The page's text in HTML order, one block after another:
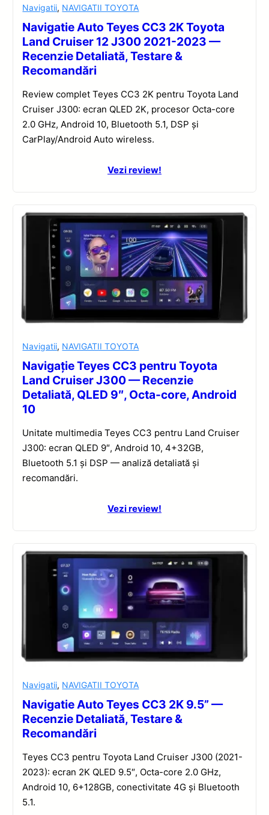
Navigatii, NAVIGATII TOYOTA
Navigatie Auto Teyes CC3 2K Toyota
Land Cruiser 12 J300 2021-2023 —
Recenzie Detaliată, Testare &
Recomandări
Review complet Teyes CC3 2K pentru Toyota Land
Cruiser J300: ecran QLED 2K, procesor Octa-core
2.0 GHz, Android 10, Bluetooth 5.1, DSP și
CarPlay/Android Auto wireless.
Vezi review!
Navigatii, NAVIGATII TOYOTA
Navigație Teyes CC3 pentru Toyota
Land Cruiser J300 — Recenzie
Detaliată, QLED 9″, Octa-core, Android
10
Unitate multimedia Teyes CC3 pentru Land Cruiser
J300: ecran QLED 9″, Android 10, 4+32GB,
Bluetooth 5.1 și DSP — analiză detaliată și
recomandări.
Vezi review!
Navigatii, NAVIGATII TOYOTA
Navigatie Auto Teyes CC3 2K 9.5” —
Recenzie Detaliată, Testare &
Recomandări
Teyes CC3 pentru Toyota Land Cruiser J300 (2021-
2023): ecran 2K QLED 9.5″, Octa-core 2.0 GHz,
Android 10, 6+128GB, conectivitate 4G și Bluetooth
5.1.